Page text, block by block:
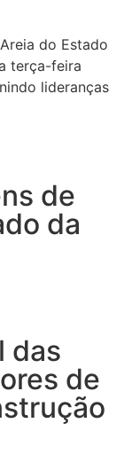
do Estado
terça-feira
lideranças
de
da
das
de